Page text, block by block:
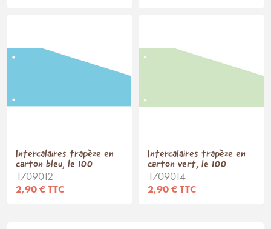
Intercalaires trapèze en
carton bleu, le 100
1709012
2,90 € TTC
Intercalaires trapèze en
carton vert, le 100
1709014
2,90 € TTC